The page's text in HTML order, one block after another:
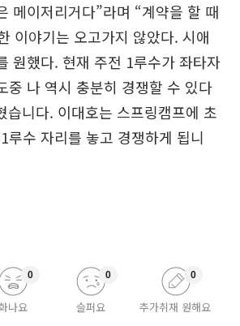
메이저리거다”라며 “계약을 할 때
이야기는 오고가지 않았다. 시애
원했다. 현재 주전 1루수가 좌타자
중 나 역시 충분히 경쟁할 수 있다
습니다. 이대호는 스프링캠프에 초
루수 자리를 놓고 경쟁하게 됩니
나요
0
슬퍼요
0
추가취재 원해요
0